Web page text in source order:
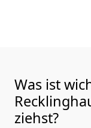
Was ist
ziehst?